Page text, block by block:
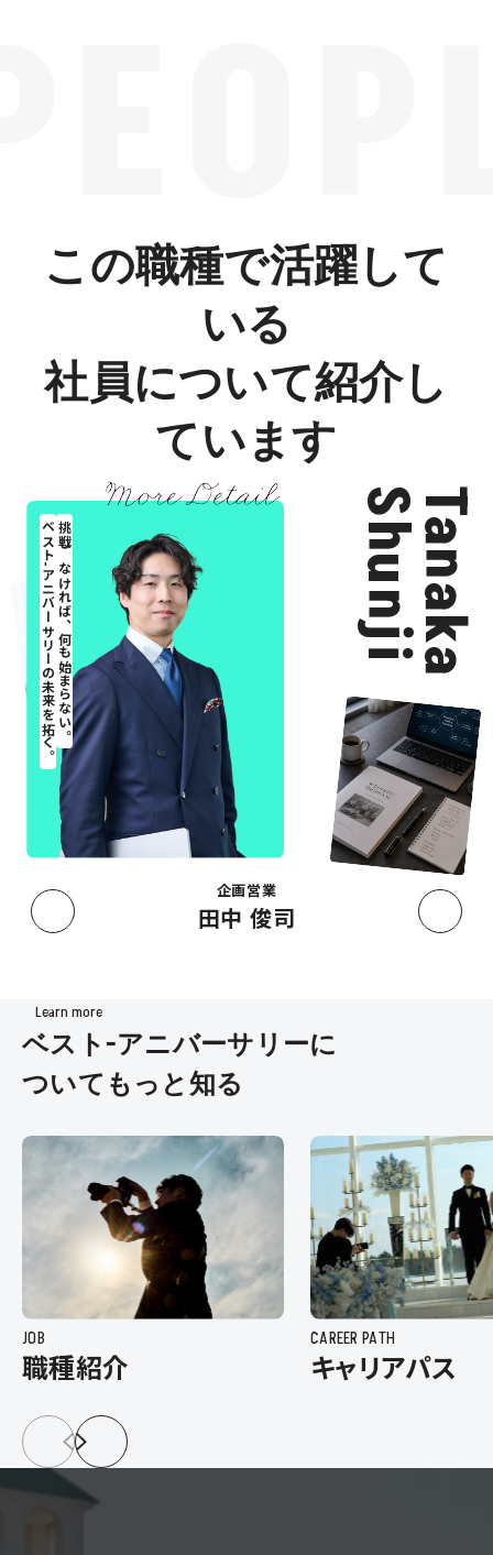
この職種で活躍して
いる
社員について紹介し
ています
Tanaka
Shunji
挑戦しなければ、何も始まらない。
ベスト-アニバーサリーの未来を拓く。
企画営業
田中 俊司
Learn more
ベスト-アニバーサリーに
ついてもっと知る
JOB
職種紹介
CAREER PATH
キャリアパス